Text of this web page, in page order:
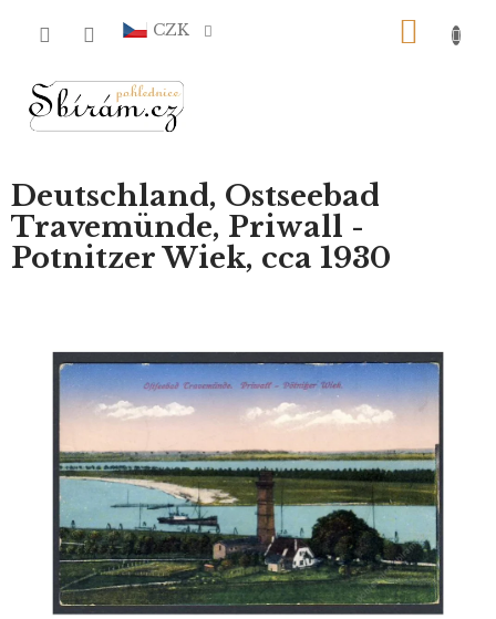
CZK
Deutschland, Ostseebad
Travemünde, Priwall -
Potnitzer Wiek, cca 1930